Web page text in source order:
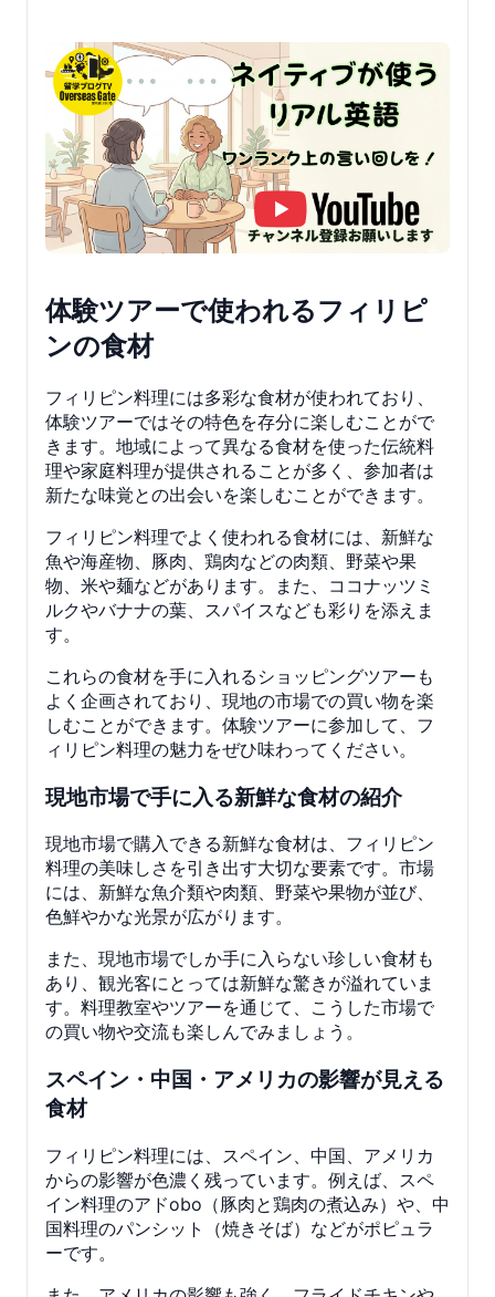
体験ツアーで使われるフィリピ
ンの食材
フィリピン料理には多彩な食材が使われており、
体験ツアーではその特色を存分に楽しむことがで
きます。地域によって異なる食材を使った伝統料
理や家庭料理が提供されることが多く、参加者は
新たな味覚との出会いを楽しむことができます。
フィリピン料理でよく使われる食材には、新鮮な
魚や海産物、豚肉、鶏肉などの肉類、野菜や果
物、米や麺などがあります。また、ココナッツミ
ルクやバナナの葉、スパイスなども彩りを添えま
す。
これらの食材を手に入れるショッピングツアーも
よく企画されており、現地の市場での買い物を楽
しむことができます。体験ツアーに参加して、フ
ィリピン料理の魅力をぜひ味わってください。
現地市場で手に入る新鮮な食材の紹介
現地市場で購入できる新鮮な食材は、フィリピン
料理の美味しさを引き出す大切な要素です。市場
には、新鮮な魚介類や肉類、野菜や果物が並び、
色鮮やかな光景が広がります。
また、現地市場でしか手に入らない珍しい食材も
あり、観光客にとっては新鮮な驚きが溢れていま
す。料理教室やツアーを通じて、こうした市場で
の買い物や交流も楽しんでみましょう。
スペイン・中国・アメリカの影響が見える
食材
フィリピン料理には、スペイン、中国、アメリカ
からの影響が色濃く残っています。例えば、スペ
イン料理のアドobo（豚肉と鶏肉の煮込み）や、中
国料理のパンシット（焼きそば）などがポピュラ
ーです。